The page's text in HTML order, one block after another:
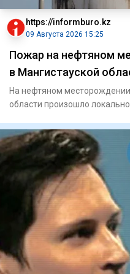
https://informburo.kz
09 Августа 2026 15:25
Пожар на нефтяном
в Мангистауской
На нефтяном
области произошло